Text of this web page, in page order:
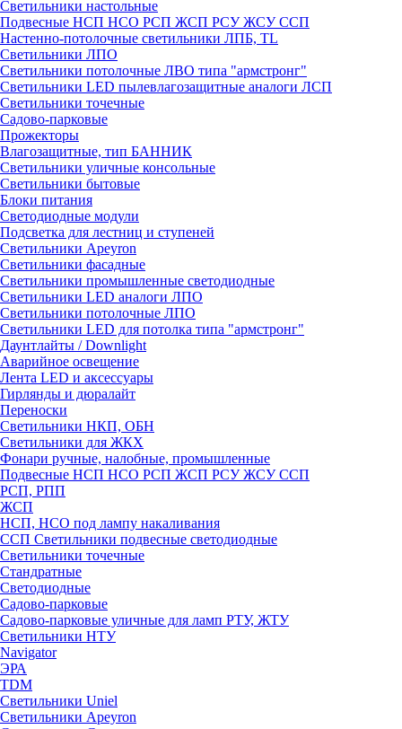
Светильники настольные
Подвесные НСП НСО РСП ЖСП РСУ ЖСУ ССП
Настенно-потолочные светильники ЛПБ, TL
Светильники ЛПО
Светильники потолочные ЛВО типа "армстронг"
Светильники LED пылевлагозащитные аналоги ЛСП
Светильники точечные
Садово-парковые
Прожекторы
Влагозащитные, тип БАННИК
Светильники уличные консольные
Светильники бытовые
Блоки питания
Светодиодные модули
Подсветка для лестниц и ступеней
Светильники Apeyron
Светильники фасадные
Светильники промышленные светодиодные
Светильники LED аналоги ЛПО
Светильники потолочные ЛПО
Светильники LED для потолка типа "армстронг"
Даунтлайты / Downlight
Аварийное освещение
Лента LED и аксессуары
Гирлянды и дюралайт
Переноски
Светильники НКП, ОБН
Светильники для ЖКХ
Фонари ручные, налобные, промышленные
Подвесные НСП НСО РСП ЖСП РСУ ЖСУ ССП
РСП, РПП
ЖСП
НСП, НСО под лампу накаливания
ССП Светильники подвесные светодиодные
Светильники точечные
Стандратные
Светодиодные
Садово-парковые
Садово-парковые уличные для ламп РТУ, ЖТУ
Светильники НТУ
Navigator
ЭРА
TDM
Светильники Uniel
Светильники Apeyron